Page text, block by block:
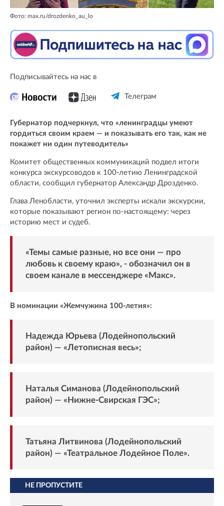
Фото: max.ru/drozdenko_au_lo
Подписывайтесь на нас в
Телеграм
Губернатор подчеркнул, что «ленинградцы умеют
гордиться своим краем — и показывать его так, как не
покажет ни один путеводитель»
Комитет общественных коммуникаций подвел итоги
конкурса экскурсоводов к 100-летию Ленинградской
области, сообщил губернатор Александр Дрозденко.
Глава Ленобласти, уточнил эксперты искали экскурсии,
которые показывают регион по-настоящему: через
историю мест и судеб.
«Темы самые разные, но все они — про
любовь к своему краю», - обозначил он в
своем канале в мессенджере «Макс».
В номинации «Жемчужина 100-летия»:
Надежда Юрьева (Лодейнопольский
район) — «Летописная весь»;
Наталья Симанова (Лодейнопольский
район) — «Нижне-Свирская ГЭС»;
Татьяна Литвинова (Лодейнопольский
район) — «Театральное Лодейное Поле».
НЕ ПРОПУСТИТЕ